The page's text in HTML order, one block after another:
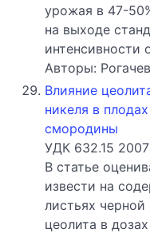
урожая в 47-
на выходе
интенсивности
Авторы:
Влияние
никеля в
смородины
УДК 632.15 2007
В статье
извести на
листьях
цеолита в